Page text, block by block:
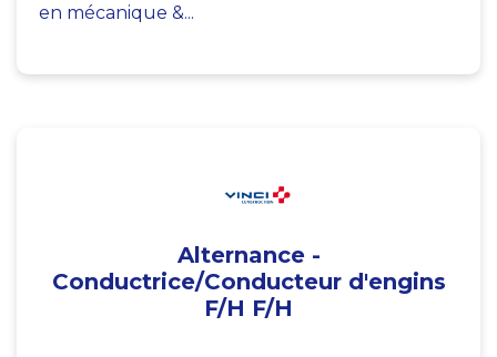
en mécanique &...
Alternance -
Conductrice/Conducteur d'engins
F/H F/H